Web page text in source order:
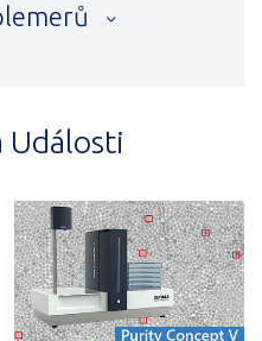
Události